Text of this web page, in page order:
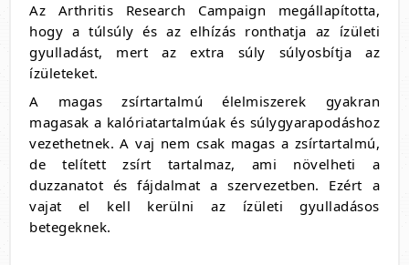
Az Arthritis Research Campaign megállapította,
hogy a túlsúly és az elhízás ronthatja az ízületi
gyulladást, mert az extra súly súlyosbítja az
ízületeket.
A magas zsírtartalmú élelmiszerek gyakran
magasak a kalóriatartalmúak és súlygyarapodáshoz
vezethetnek. A vaj nem csak magas a zsírtartalmú,
de telített zsírt tartalmaz, ami növelheti a
duzzanatot és fájdalmat a szervezetben. Ezért a
vajat el kell kerülni az ízületi gyulladásos
betegeknek.